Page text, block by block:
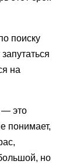
поиску
на
— это
понимает,
но